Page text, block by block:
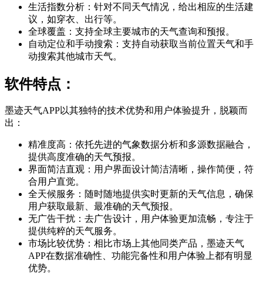
生活指数分析：针对不同天气情况，给出相应的生活建
议，如穿衣、出行等。
全球覆盖：支持全球主要城市的天气查询和预报。
自动定位和手动搜索：支持自动获取当前位置天气和手
动搜索其他城市天气。
软件特点：
墨迹天气APP以其独特的技术优势和用户体验提升，脱颖而
出：
精准度高：依托先进的气象数据分析和多源数据融合，
提供高度准确的天气预报。
界面简洁直观：用户界面设计简洁清晰，操作简便，符
合用户直觉。
全天候服务：随时随地提供实时更新的天气信息，确保
用户获取最新、最准确的天气预报。
无广告干扰：去广告设计，用户体验更加流畅，专注于
提供纯粹的天气服务。
市场比较优势：相比市场上其他同类产品，墨迹天气
APP在数据准确性、功能完备性和用户体验上都有明显
优势。